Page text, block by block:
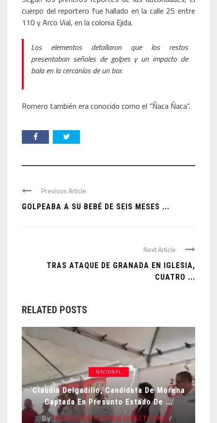
cuerpo del reportero fue hallado en la calle 25 entre
110 y Arco Vial, en la colonia Ejida.
Los elementos detallaron que los restos
presentaban señales de golpes y un impacto de
bala en la cercanías de un bar.
Romero también era conocido como el “Ñaca Ñaca“.
Previous Article
GOLPEABA A SU BEBÉ DE SEIS MESES ...
Next Article
TRAS ATAQUE DE GRANADA EN IGLESIA,
CUATRO ...
RELATED POSTS
NACIONAL
Claudia Delgadillo, Candidata De Morena
Captada En Presunto Estado De ...
ByREDACCIÓN YUCATÁN DIRECTO MH